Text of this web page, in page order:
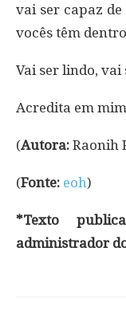
vai ser capaz
vocês têm
Vai ser lindo, vai
Acredita em
(Autora: Raonih
(Fonte: eoh)
*Texto
administrador